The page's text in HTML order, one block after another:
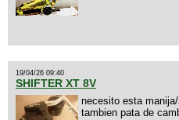
19/04/26 09:40
SHIFTER XT 8V
necesito esta
tambien pata de